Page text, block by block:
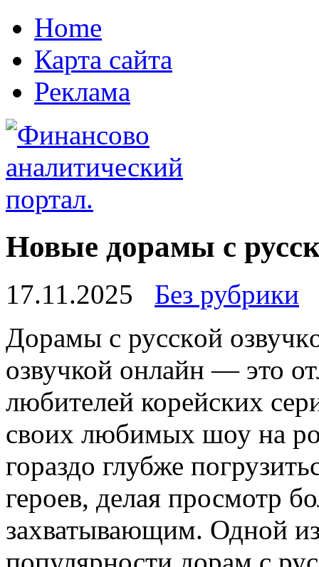
Home
Карта сайта
Реклама
Новые дорамы с
17.11.2025
Без рубрики
Дoрaмы с русскoй
озвучкой онлайн — это
любителей корейских
своих любимых шоу на
гораздо глубже
героев, делая просмотр
захватывающим. Одной